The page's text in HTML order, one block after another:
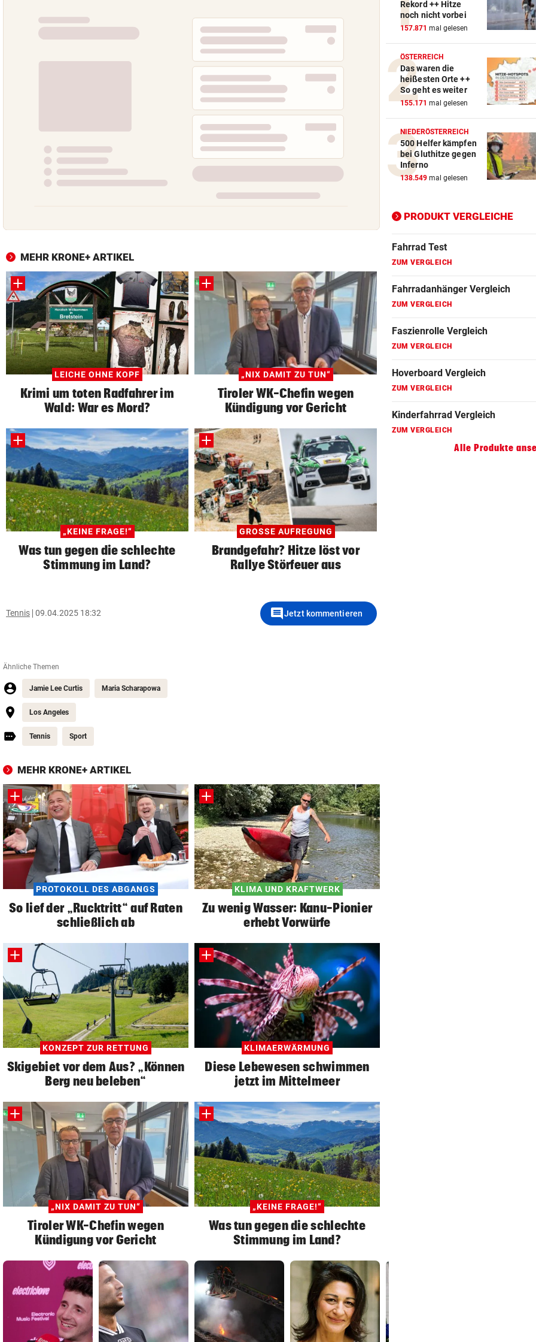
MEHR KRONE+ ARTIKEL
LEICHE OHNE KOPF
Krimi um toten Radfahrer im
Wald: War es Mord?
„NIX DAMIT ZU TUN“
Tiroler WK-Chefin wegen
Kündigung vor Gericht
„KEINE FRAGE!“
Was tun gegen die schlechte
Stimmung im Land?
GROSSE AUFREGUNG
Brandgefahr? Hitze löst vor
Rallye Störfeuer aus
Tennis 09.04.2025 18:32 commentJetzt kommentieren
Ähnliche Themen
Jamie Lee Curtis Maria Scharapowa
Los Angeles
Tennis Sport
MEHR KRONE+ ARTIKEL
PROTOKOLL DES ABGANGS
So lief der „Rucktritt“ auf Raten
schließlich ab
KLIMA UND KRAFTWERK
Zu wenig Wasser: Kanu-Pionier
erhebt Vorwürfe
KONZEPT ZUR RETTUNG
Skigebiet vor dem Aus? „Können
Berg neu beleben“
KLIMAERWÄRMUNG
Diese Lebewesen schwimmen
jetzt im Mittelmeer
„NIX DAMIT ZU TUN“
Tiroler WK-Chefin wegen
Kündigung vor Gericht
„KEINE FRAGE!“
Was tun gegen die schlechte
Stimmung im Land?
Rekord ++ Hitze
noch nicht vorbei
157.871 mal gelesen
ÖSTERREICH
Das waren die
heißesten Orte ++
So geht es weiter
155.171 mal gelesen
NIEDERÖSTERREICH
500 Helfer kämpfen
bei Gluthitze gegen
Inferno
138.549 mal gelesen
PRODUKT VERGLEICHE
Action-Cam Vergleich
ZUM VERGLEICH
Crosstrainer Vergleich
ZUM VERGLEICH
ZUM VERGLEICH
Elektro-Scooter Vergleich
ZUM VERGLEICH
ZUM VERGLEICH
ZUM VERGLEICH
ZUM VERGLEICH
ZUM VERGLEICH
ZUM VERGLEICH
ZUM VERGLEICH
Alle Produkte